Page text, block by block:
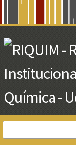
Main
Content